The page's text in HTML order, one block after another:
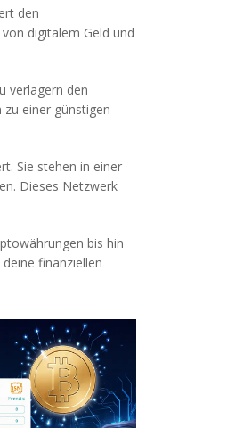
den
digitalem Geld und
verlagern den
einer günstigen
Sie stehen in einer
Dieses Netzwerk
bis hin
finanziellen